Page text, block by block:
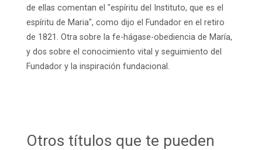
de ellas comentan el "espíritu del Instituto, que es el
espíritu de Maria", como dijo el Fundador en el retiro
de 1821. Otra sobre la fe-hágase-obediencia de María,
y dos sobre el conocimiento vital y seguimiento del
Fundador y la inspiración fundacional.
Otros títulos que te pueden